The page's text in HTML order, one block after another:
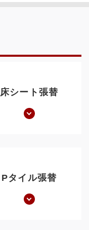
床シート張替
Pタイル張替